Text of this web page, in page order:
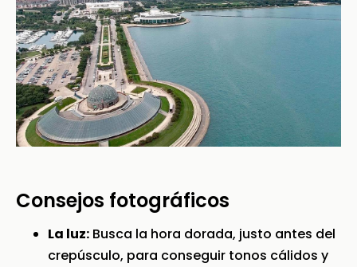
Consejos fotográficos
La luz: Busca la hora dorada, justo antes del
crepúsculo, para conseguir tonos cálidos y